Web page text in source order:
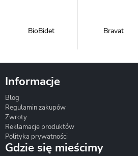
BioBidet Bravat
Informacje
Blog
Regulamin zakupów
Zwroty
Reklamacje produktów
Polityka prywatności
Gdzie się mieścimy